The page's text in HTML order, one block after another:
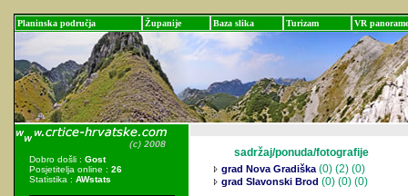
Planinska područja Županije Baza slika Turizam VR panorame
Dobro došli : Gost
Posjetitelja online : 26
Statistika : AWstats
sadržaj/ponuda/fotografije
grad Nova Gradiška(0) (2) (0)
grad Slavonski Brod (0) (0) (0)